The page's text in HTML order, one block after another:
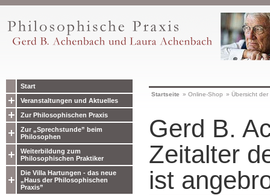
Start
Veranstaltungen und Aktuelles
Zur Philosophischen Praxis
Zur „Sprechstunde” beim
Philosophen
Weiterbildung zum
Philosophischen Praktiker
Die Villa Hartungen - das neue
„Haus der Philosophischen
Praxis”
Startseite » Online-Shop » Übersicht
Gerd B.
Zeitalter
ist